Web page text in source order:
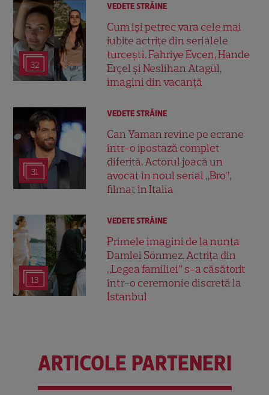
32
VEDETE STRĂINE
Cum își petrec vara cele mai
iubite actrițe din serialele
turcești. Fahriye Evcen, Hande
Erçel și Neslihan Atagül,
imagini din vacanță
31
VEDETE STRĂINE
Can Yaman revine pe ecrane
într-o ipostază complet
diferită. Actorul joacă un
avocat în noul serial „Bro”,
filmat în Italia
13
VEDETE STRĂINE
Primele imagini de la nunta
Damlei Sönmez. Actrița din
„Legea familiei” s-a căsătorit
într-o ceremonie discretă la
Istanbul
ARTICOLE PARTENERI